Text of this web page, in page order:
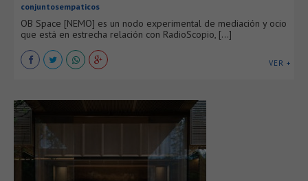
conjuntosempaticos
OB Space [NEMO] es un nodo experimental de mediación y ocio
que está en estrecha relación con RadioScopio, [...]
VER +